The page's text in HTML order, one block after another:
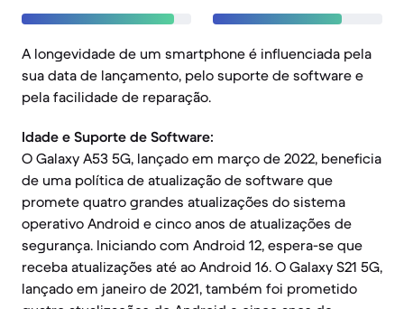
A longevidade de um smartphone é influenciada pela
sua data de lançamento, pelo suporte de software e
pela facilidade de reparação.
Idade e Suporte de Software:
O Galaxy A53 5G, lançado em março de 2022, beneficia
de uma política de atualização de software que
promete quatro grandes atualizações do sistema
operativo Android e cinco anos de atualizações de
segurança. Iniciando com Android 12, espera-se que
receba atualizações até ao Android 16. O Galaxy S21 5G,
lançado em janeiro de 2021, também foi prometido